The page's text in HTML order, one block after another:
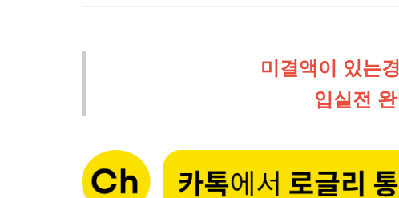
미결액이 있는
입실전